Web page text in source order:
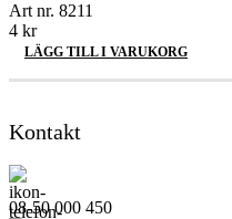
Art nr. 8211
4 kr
LÄGG TILL I VARUKORG
Kontakt
08-50 000 450